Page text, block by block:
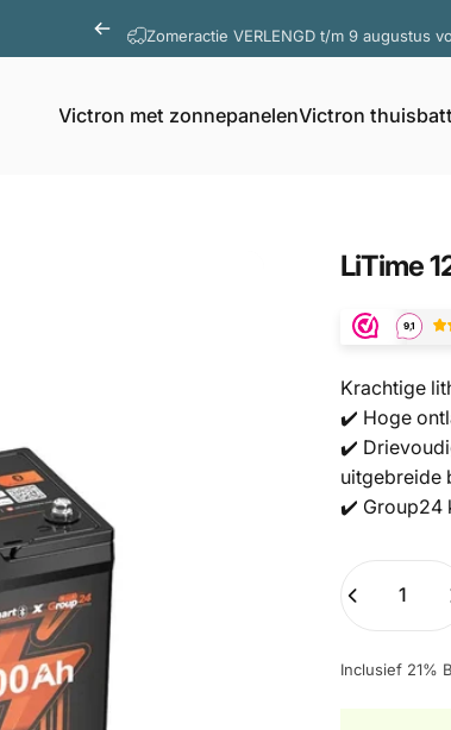
Vragen? Contacteer
Victron met zonnepanelenVictron
LiTime
Krachtige
✔️ Hoge
✔️
uitgebreide
✔️ Group24
Inclusief 21%